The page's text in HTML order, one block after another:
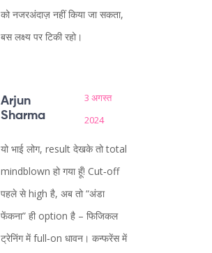
को नजरअंदाज़ नहीं किया जा सकता,
बस लक्ष्य पर टिकी रहो।
Arjun
Sharma
3 अगस्त
2024
यो भाई लोग, result देखके तो total
mindblown हो गया हूँ! Cut‑off
पहले से high है, अब तो “अंडा
फेंकना” ही option है – फिजिकल
ट्रेनिंग में full‑on धावन। कन्फरेंस में